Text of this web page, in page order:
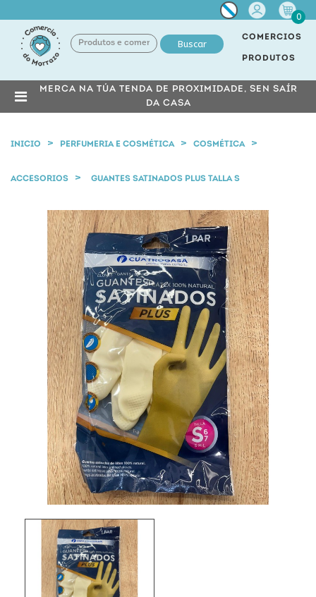
Miña
conta
0
Buscar
COMERCIOS
PRODUTOS
MERCA NA TÚA TENDA DE PROXIMIDADE, SEN SAÍR
DA CASA
INICIO PERFUMERIA E COSMÉTICA COSMÉTICA
ACCESORIOS GUANTES SATINADOS PLUS TALLA S